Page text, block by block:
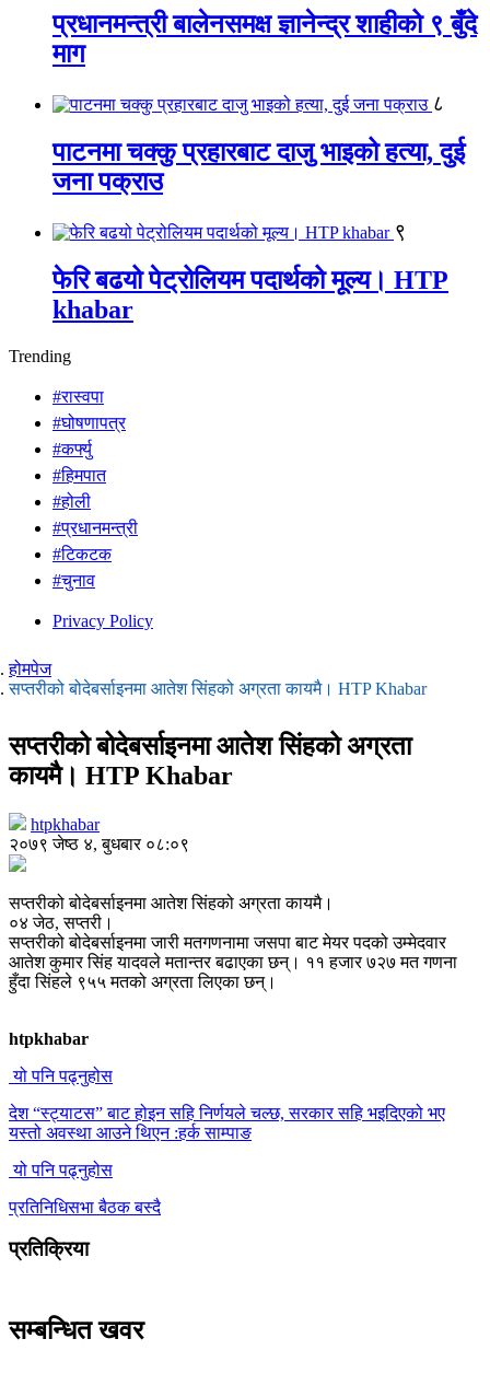
प्रधानमन्त्री बालेनसमक्ष ज्ञानेन्द्र शाहीको ९ बुँदे
माग
८
पाटनमा चक्कु प्रहारबाट दाजु भाइको हत्या, दुई
जना पक्राउ
९
फेरि बढयो पेट्रोलियम पदार्थको मूल्य। HTP
khabar
Trending
#रास्वपा
#घोषणापत्र
#कर्फ्यु
#हिमपात
#होली
#प्रधानमन्त्री
#टिकटक
#चुनाव
Privacy Policy
होमपेज
सप्तरीको बोदेबर्साइनमा आतेश सिंहको अग्रता कायमै। HTP Khabar
सप्तरीको बोदेबर्साइनमा आतेश सिंहको अग्रता
कायमै। HTP Khabar
htpkhabar
२०७९ जेष्ठ ४, बुधबार ०८:०९
सप्तरीको बोदेबर्साइनमा आतेश सिंहको अग्रता कायमै।
०४ जेठ, सप्तरी।
सप्तरीको बोदेबर्साइनमा जारी मतगणनामा जसपा बाट मेयर पदको उम्मेदवार
आतेश कुमार सिंह यादवले मतान्तर बढाएका छन्। ११ हजार ७२७ मत गणना
हुँदा सिंहले ९५५ मतको अग्रता लिएका छन्।
htpkhabar
यो पनि पढ्नुहोस
देश “स्ट्याटस” बाट होइन सहि निर्णयले चल्छ, सरकार सहि भइदिएको भए
यस्तो अवस्था आउने थिएन :हर्क साम्पाङ
यो पनि पढ्नुहोस
प्रतिनिधिसभा बैठक बस्दै
प्रतिक्रिया
सम्बन्धित खवर